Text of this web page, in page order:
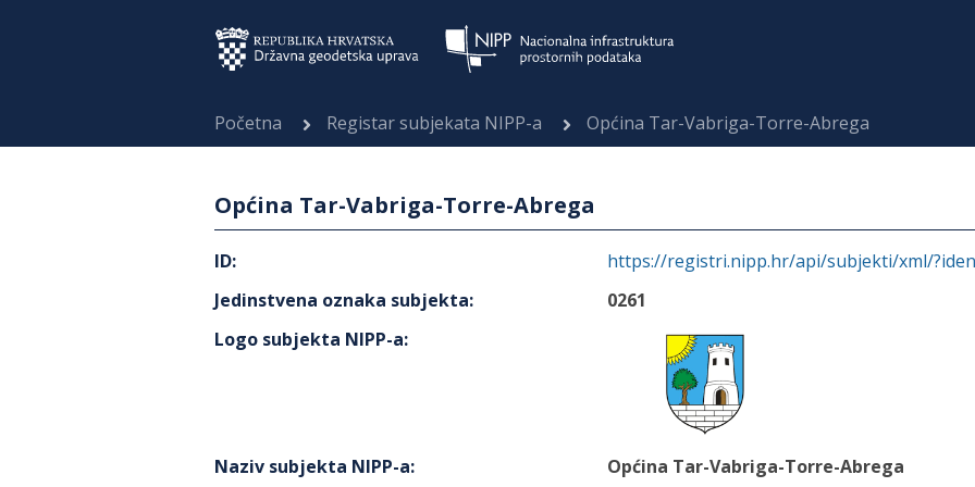
Početna Registar subjekata NIPP-a Općina Tar-Vabriga-Torre-Abrega
Općina Tar-Vabriga-Torre-Abrega
ID:
https://registri.nipp.hr/api/subjekti/xml/
Jedinstvena oznaka subjekta:
0261
Logo subjekta NIPP-a:
Naziv subjekta NIPP-a:
Općina Tar-Vabriga-Torre-Abrega